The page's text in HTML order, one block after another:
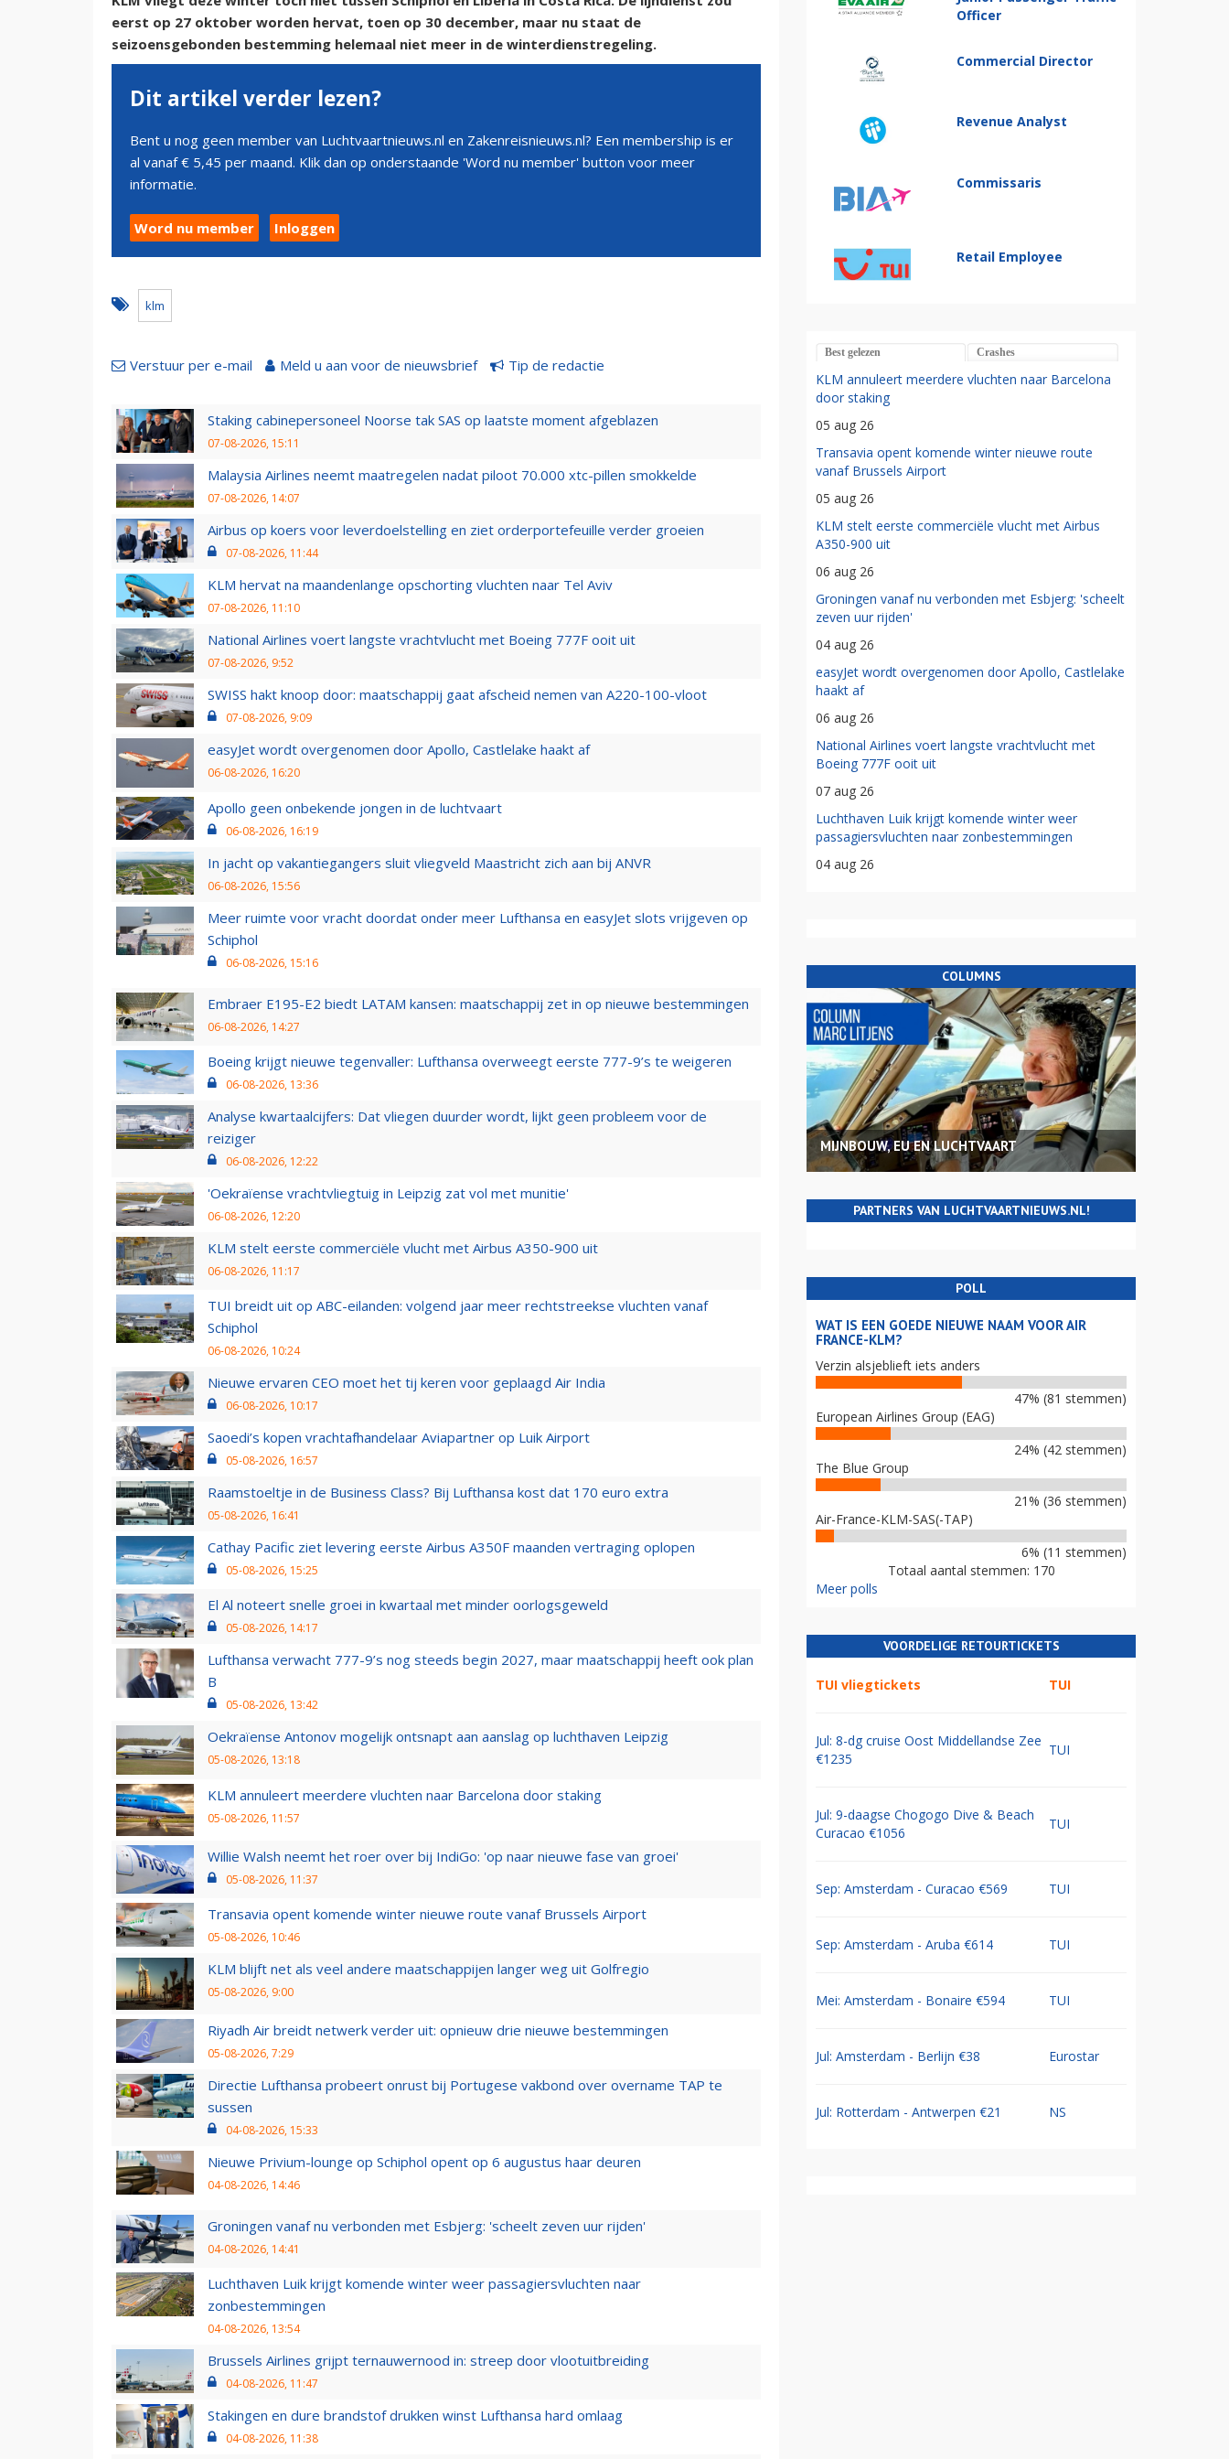
eerst op 27 oktober worden hervat, toen op 30 december, maar nu staat de
seizoensgebonden bestemming helemaal niet meer in de winterdienstregeling.
Dit artikel verder lezen?
Bent u nog geen member van Luchtvaartnieuws.nl en Zakenreisnieuws.nl? Een membership is er
al vanaf € 5,45 per maand. Klik dan op onderstaande 'Word nu member' button voor meer
informatie.
Word nu member Inloggen
klm
Verstuur per e-mail Meld u aan voor de nieuwsbrief Tip de redactie
Staking cabinepersoneel Noorse tak SAS op laatste moment afgeblazen
07-08-2026, 15:11
Malaysia Airlines neemt maatregelen nadat piloot 70.000 xtc-pillen smokkelde
07-08-2026, 14:07
Airbus op koers voor leverdoelstelling en ziet orderportefeuille verder groeien
07-08-2026, 11:44
KLM hervat na maandenlange opschorting vluchten naar Tel Aviv
07-08-2026, 11:10
National Airlines voert langste vrachtvlucht met Boeing 777F ooit uit
07-08-2026, 9:52
SWISS hakt knoop door: maatschappij gaat afscheid nemen van A220-100-vloot
07-08-2026, 9:09
easyJet wordt overgenomen door Apollo, Castlelake haakt af
06-08-2026, 16:20
Apollo geen onbekende jongen in de luchtvaart
06-08-2026, 16:19
In jacht op vakantiegangers sluit vliegveld Maastricht zich aan bij ANVR
06-08-2026, 15:56
Meer ruimte voor vracht doordat onder meer Lufthansa en easyJet slots vrijgeven op
Schiphol
06-08-2026, 15:16
Embraer E195-E2 biedt LATAM kansen: maatschappij zet in op nieuwe bestemmingen
06-08-2026, 14:27
Boeing krijgt nieuwe tegenvaller: Lufthansa overweegt eerste 777-9’s te weigeren
06-08-2026, 13:36
Analyse kwartaalcijfers: Dat vliegen duurder wordt, lijkt geen probleem voor de
reiziger
06-08-2026, 12:22
'Oekraïense vrachtvliegtuig in Leipzig zat vol met munitie'
06-08-2026, 12:20
KLM stelt eerste commerciële vlucht met Airbus A350-900 uit
06-08-2026, 11:17
TUI breidt uit op ABC-eilanden: volgend jaar meer rechtstreekse vluchten vanaf
Schiphol
06-08-2026, 10:24
Nieuwe ervaren CEO moet het tij keren voor geplaagd Air India
06-08-2026, 10:17
Saoedi’s kopen vrachtafhandelaar Aviapartner op Luik Airport
05-08-2026, 16:57
Raamstoeltje in de Business Class? Bij Lufthansa kost dat 170 euro extra
05-08-2026, 16:41
Cathay Pacific ziet levering eerste Airbus A350F maanden vertraging oplopen
05-08-2026, 15:25
El Al noteert snelle groei in kwartaal met minder oorlogsgeweld
05-08-2026, 14:17
Lufthansa verwacht 777-9’s nog steeds begin 2027, maar maatschappij heeft ook plan
B
05-08-2026, 13:42
Oekraïense Antonov mogelijk ontsnapt aan aanslag op luchthaven Leipzig
05-08-2026, 13:18
KLM annuleert meerdere vluchten naar Barcelona door staking
05-08-2026, 11:57
Willie Walsh neemt het roer over bij IndiGo: 'op naar nieuwe fase van groei'
05-08-2026, 11:37
Transavia opent komende winter nieuwe route vanaf Brussels Airport
05-08-2026, 10:46
KLM blijft net als veel andere maatschappijen langer weg uit Golfregio
05-08-2026, 9:00
Riyadh Air breidt netwerk verder uit: opnieuw drie nieuwe bestemmingen
05-08-2026, 7:29
Directie Lufthansa probeert onrust bij Portugese vakbond over overname TAP te
sussen
04-08-2026, 15:33
Nieuwe Privium-lounge op Schiphol opent op 6 augustus haar deuren
04-08-2026, 14:46
Groningen vanaf nu verbonden met Esbjerg: 'scheelt zeven uur rijden'
04-08-2026, 14:41
Luchthaven Luik krijgt komende winter weer passagiersvluchten naar
zonbestemmingen
04-08-2026, 13:54
Brussels Airlines grijpt ternauwernood in: streep door vlootuitbreiding
04-08-2026, 11:47
Stakingen en dure brandstof drukken winst Lufthansa hard omlaag
04-08-2026, 11:38
Officer
Commercial Director
Revenue Analyst
Commissaris
Retail Employee
Best gelezen Crashes
KLM annuleert meerdere vluchten naar Barcelona
door staking
05 aug 26
Transavia opent komende winter nieuwe route
vanaf Brussels Airport
05 aug 26
KLM stelt eerste commerciële vlucht met Airbus
A350-900 uit
06 aug 26
Groningen vanaf nu verbonden met Esbjerg: 'scheelt
zeven uur rijden'
04 aug 26
easyJet wordt overgenomen door Apollo, Castlelake
haakt af
06 aug 26
National Airlines voert langste vrachtvlucht met
Boeing 777F ooit uit
07 aug 26
Luchthaven Luik krijgt komende winter weer
passagiersvluchten naar zonbestemmingen
04 aug 26
COLUMNS
MIJNBOUW, EU EN LUCHTVAART
PARTNERS VAN LUCHTVAARTNIEUWS.NL!
POLL
WAT IS EEN GOEDE NIEUWE NAAM VOOR AIR
FRANCE-KLM?
Verzin alsjeblieft iets anders
47% (81 stemmen)
European Airlines Group (EAG)
24% (42 stemmen)
The Blue Group
21% (36 stemmen)
Air-France-KLM-SAS(-TAP)
6% (11 stemmen)
Totaal aantal stemmen: 170
Meer polls
VOORDELIGE RETOURTICKETS
TUI vliegtickets TUI
Jul: 8-dg cruise Oost Middellandse Zee
€1235
TUI
Jul: 9-daagse Chogogo Dive & Beach
Curacao €1056
TUI
Sep: Amsterdam - Curacao €569 TUI
Sep: Amsterdam - Aruba €614 TUI
Mei: Amsterdam - Bonaire €594 TUI
Jul: Amsterdam - Berlijn €38 Eurostar
Jul: Rotterdam - Antwerpen €21 NS